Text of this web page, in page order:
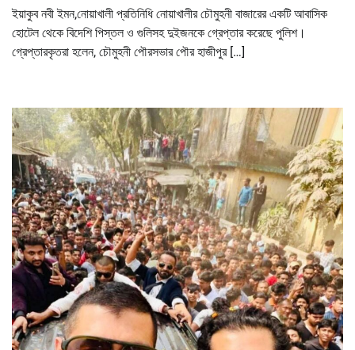
ইয়াকুব নবী ইমন,নোয়াখালী প্রতিনিধি নোয়াখালীর চৌমুহনী বাজারের একটি আবাসিক
হোটেল থেকে বিদেশি পিস্তল ও গুলিসহ দুইজনকে গ্রেপ্তার করেছে পুলিশ।
গ্রেপ্তারকৃতরা হলেন, চৌমুহনী পৌরসভার পৌর হাজীপুর […]